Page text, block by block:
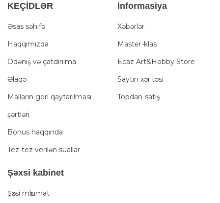
KEÇİDLƏR
Əsas səhifə
Haqqımızda
Ödəniş və çatdırılma
Əlaqə
Malların geri qaytarılması
şərtləri
Bonus haqqında
Tez-tez verilən suallar
İnformasiya
Xəbərlər
Master-klas
Ecaz Art&Hobby Store
Saytın xəritəsi
Topdan-satış
Şәxsi kabinet
Şәxsi mәlumat